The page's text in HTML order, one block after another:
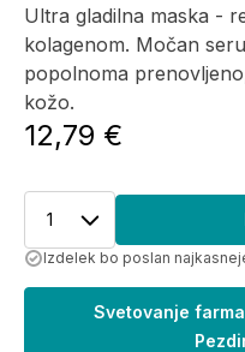
Ultra gladilna maska ​​-
kolagenom. Močan
popolnoma
kožo.
12,79 €
1
Izdelek bo poslan
Svetovanje